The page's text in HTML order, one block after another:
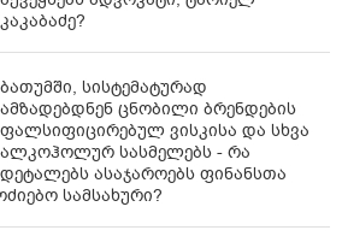
კაკაბაძე?
ბათუმში, სისტემატურად
ამზადებდნენ ცნობილი ბრენდების
ფალსიფიცირებულ ვისკისა და სხვა
ალკოჰოლურ სასმელებს - რა
დეტალებს ასაჯაროებს ფინანსთა
სამსახური?